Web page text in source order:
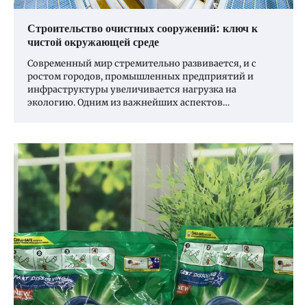
Строительство очистных сооружений: ключ к
чистой окружающей среде
Современный мир стремительно развивается, и с
ростом городов, промышленных предприятий и
инфраструктуры увеличивается нагрузка на
экологию. Одним из важнейших аспектов…